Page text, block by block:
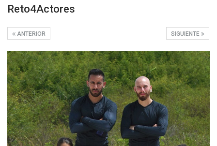
Reto4Actores
SIGUIENTE
ANTERIOR